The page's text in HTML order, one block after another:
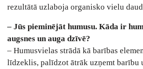
rezultātā uzlaboja organisko vielu
– Jūs pieminējāt humusu. Kāda ir
augsnes un auga dzīvē?
– Humusvielas strādā kā barības
līdzeklis, palīdzot ātrāk uzņemt barību